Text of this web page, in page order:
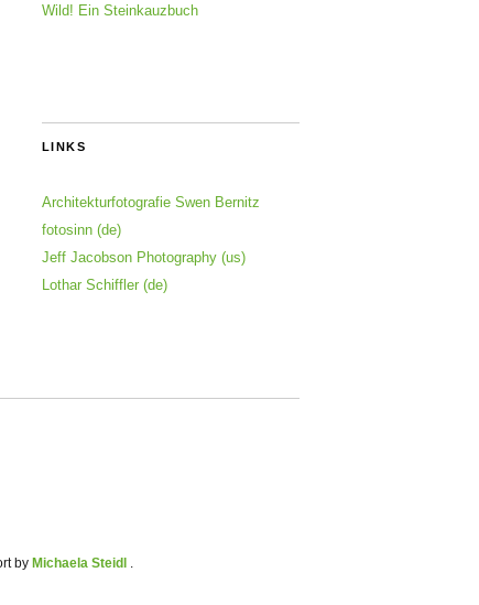
Wild! Ein Steinkauzbuch
LINKS
Architekturfotografie Swen Bernitz
fotosinn (de)
Jeff Jacobson Photography (us)
Lothar Schiffler (de)
by Michaela Steidl